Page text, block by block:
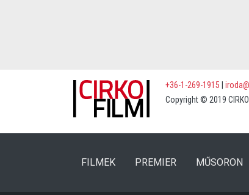
+36-1-269-1915
Copyright © 2019 CIRKO
FILMEK(CURRENT)
PREMIER (CURRENT)
MŰSORON